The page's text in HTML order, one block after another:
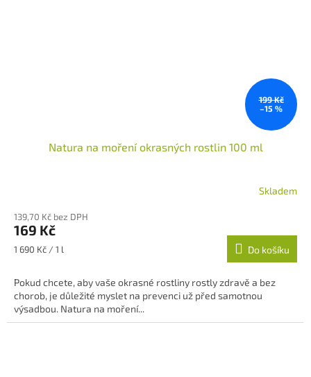
199 Kč
–15 %
Natura na moření okrasných rostlin 100 ml
Skladem
139,70 Kč bez DPH
169 Kč
Měrná
1 690 Kč / 1 l Do košíku
Pokud chcete, aby vaše okrasné rostliny rostly zdravě a bez
chorob, je důležité myslet na prevenci už před samotnou
výsadbou. Natura na moření...